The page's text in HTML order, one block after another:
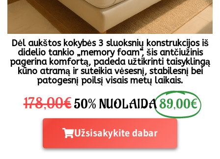
Dėl aukštos kokybės 3 sluoksnių konstrukcijos iš
didelio tankio „memory foam“, šis antčiužinis
pagerina komfortą, padeda užtikrinti taisyklingą
kūno atramą ir suteikia vėsesnį, stabilesnį bei
patogesnį poilsį visais metų laikais.
178,00€50% NUOLAIDA89,00€
Užsisakykite dabar